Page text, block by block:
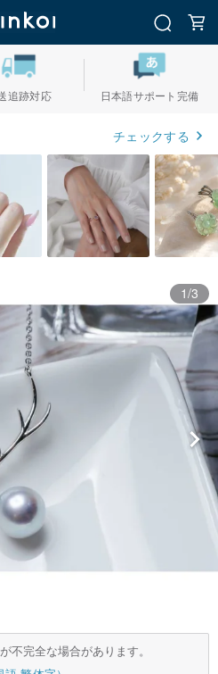
追跡対応 日本語サポート完備
チェックする
1/3
不完全な場合があります。